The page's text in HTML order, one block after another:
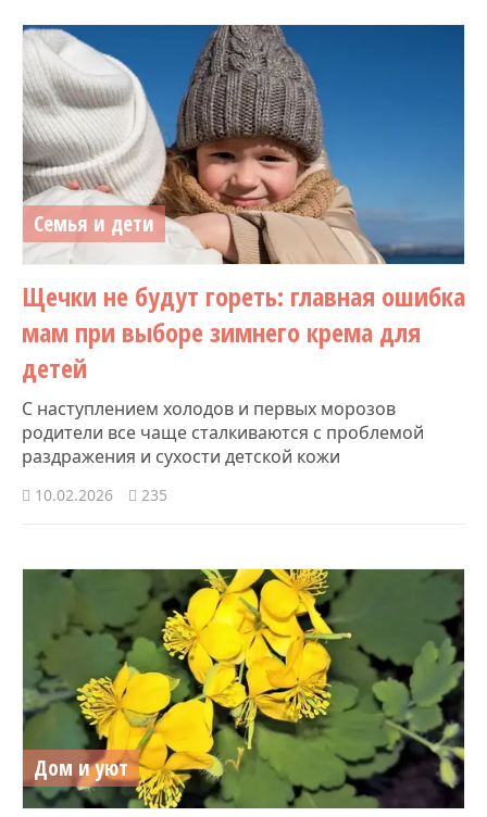
Семья и дети
Щечки не будут гореть: главная ошибка
мам при выборе зимнего крема для
детей
С наступлением холодов и первых морозов
родители все чаще сталкиваются с проблемой
раздражения и сухости детской кожи
10.02.2026 235
Дом и уют